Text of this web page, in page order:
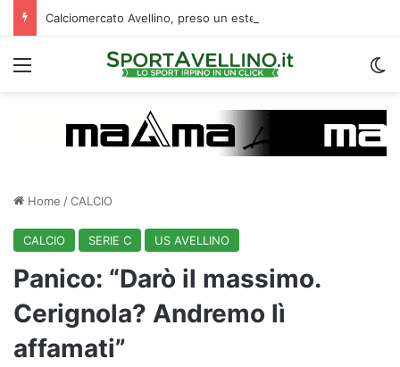
Menu
Home /CALCIO
CALCIO SERIE C US AVELLINO
Panico: “Darò il massimo.
Cerignola? Andremo lì
affamati”